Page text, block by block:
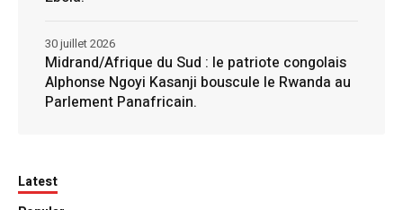
Midrand/Afrique du Sud : le patriote congolais
Alphonse Ngoyi Kasanji bouscule le Rwanda au
Parlement Panafricain.
30 juillet 2026
Latest